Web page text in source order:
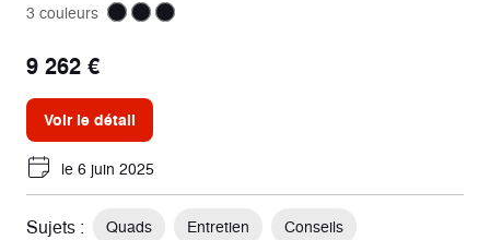
3 couleurs
9 262 €
Voir le détail
le 6 juin 2025
Sujets : Quads Entretien Conseils